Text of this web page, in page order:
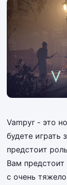
Vampyr - это
будете играть
предстоит
Вам предстоит
с очень